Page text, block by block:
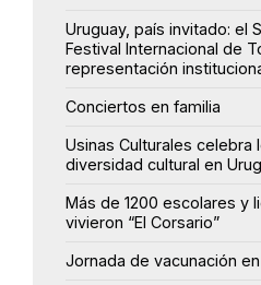
Uruguay, país invitado: el
Festival Internacional de
representación
Conciertos en familia
Usinas Culturales celebra
diversidad cultural en
Más de 1200 escolares y
vivieron “El Corsario”
Jornada de vacunación